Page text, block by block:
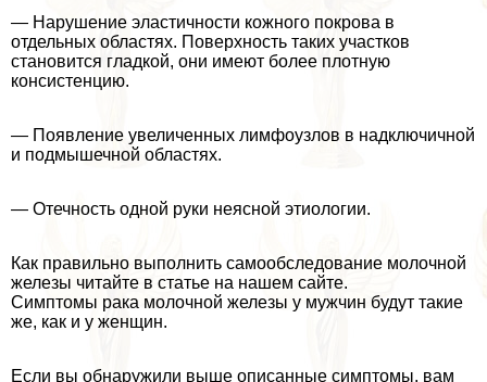
— Нарушение эластичности кожного покрова в
отдельных областях. Поверхность таких участков
становится гладкой, они имеют более плотную
консистенцию.
— Появление увеличенных лимфоузлов в надключичной
и подмышечной областях.
— Отечность одной руки неясной этиологии.
Как правильно выполнить самообследование молочной
железы читайте в статье на нашем сайте.
Симптомы paка молочной железы у мужчин будут такие
же, как и у женщин.
Если вы обнаружили выше описанные симптомы, вам